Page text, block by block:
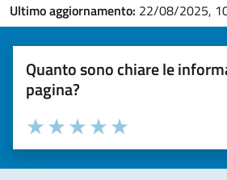
Ultimo aggiornamento: 22/08/2025,
Quanto sono chiare le
pagina?
Valuta la chiarezza delle informazioni (da 1
Seleziona il numero di stelle per
Valuta 5 stelle su 5
Valuta 4 stelle su 5
Valuta 3 stelle su 5
Valuta 2 stelle su 5
Valuta 1 stelle su 5